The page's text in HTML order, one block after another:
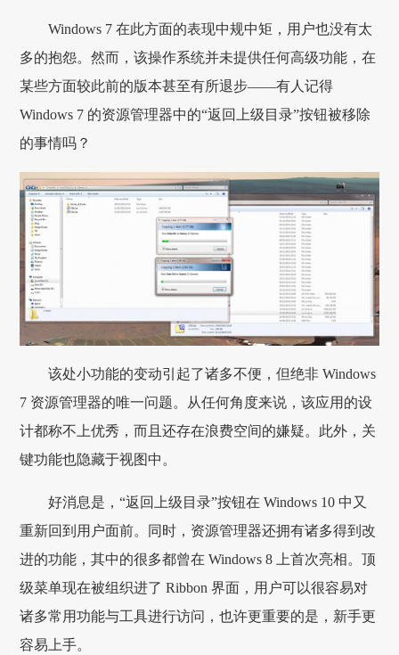
Windows 7 在此方面的表现中规中矩，用户也没有太
多的抱怨。然而，该操作系统并未提供任何高级功能，在
某些方面较此前的版本甚至有所退步——有人记得
Windows 7 的资源管理器中的“返回上级目录”按钮被移除
的事情吗？
该处小功能的变动引起了诸多不便，但绝非 Windows
7 资源管理器的唯一问题。从任何角度来说，该应用的设
计都称不上优秀，而且还存在浪费空间的嫌疑。此外，关
键功能也隐藏于视图中。
好消息是，“返回上级目录”按钮在 Windows 10 中又
重新回到用户面前。同时，资源管理器还拥有诸多得到改
进的功能，其中的很多都曾在 Windows 8 上首次亮相。顶
级菜单现在被组织进了 Ribbon 界面，用户可以很容易对
诸多常用功能与工具进行访问，也许更重要的是，新手更
容易上手。